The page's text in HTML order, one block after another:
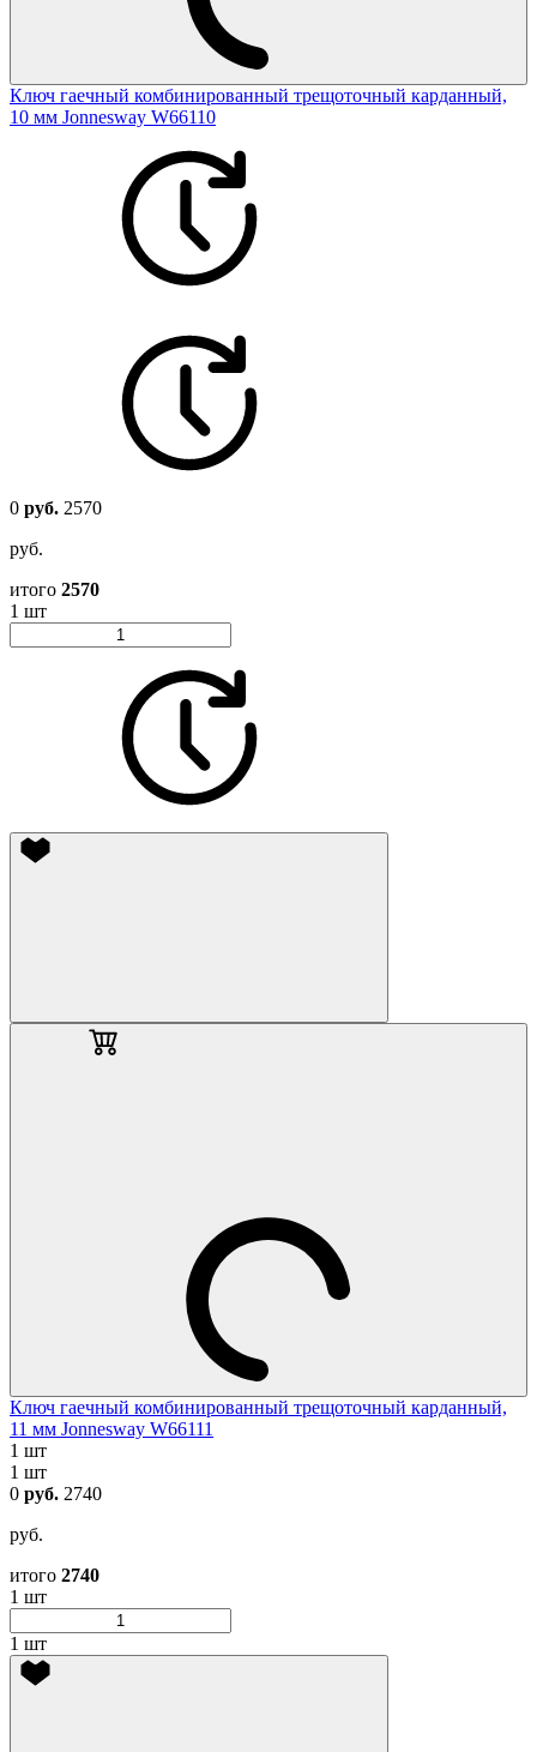
Ключ гаечный комбинированный трещоточный карданный,
10 мм Jonnesway W66110
0 руб. 2570
руб.
итого 2570
1 шт
Ключ гаечный комбинированный трещоточный карданный,
11 мм Jonnesway W66111
1 шт
1 шт
0 руб. 2740
руб.
итого 2740
1 шт
1 шт